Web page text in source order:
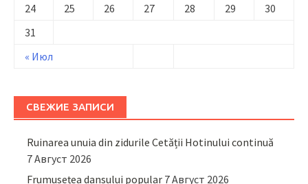
« Июл
24
25 26 27 28 29
30
31
СВЕЖИЕ ЗАПИСИ
Ruinarea unuia din zidurile Cetății Hotinului continuă
7 Август 2026
Frumusețea dansului popular 7 Август 2026